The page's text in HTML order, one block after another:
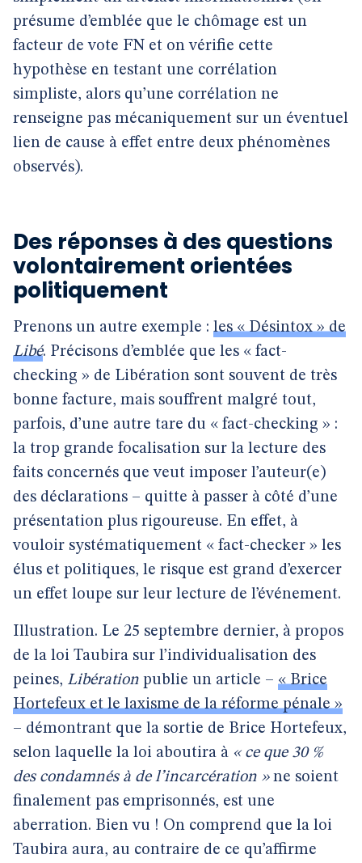
présume d’emblée que le chômage est un
facteur de vote FN et on vérifie cette
hypothèse en testant une corrélation
simpliste, alors qu’une corrélation ne
renseigne pas mécaniquement sur un éventuel
lien de cause à effet entre deux phénomènes
observés).
Des réponses à des questions
volontairement orientées
politiquement
Prenons un autre exemple : les « Désintox » de
Libé. Précisons d’emblée que les « fact-
checking » de Libération sont souvent de très
bonne facture, mais souffrent malgré tout,
parfois, d’une autre tare du « fact-checking » :
la trop grande focalisation sur la lecture des
faits concernés que veut imposer l’auteur(e)
des déclarations – quitte à passer à côté d’une
présentation plus rigoureuse. En effet, à
vouloir systématiquement « fact-checker » les
élus et politiques, le risque est grand d’exercer
un effet loupe sur leur lecture de l’événement.
Illustration. Le 25 septembre dernier, à propos
de la loi Taubira sur l’individualisation des
peines, Libération publie un article – « Brice
Hortefeux et le laxisme de la réforme pénale »
– démontrant que la sortie de Brice Hortefeux,
selon laquelle la loi aboutira à « ce que 30 %
des condamnés à de l’incarcération »ne soient
finalement pas emprisonnés, est une
aberration. Bien vu ! On comprend que la loi
Taubira aura, au contraire de ce qu’affirme